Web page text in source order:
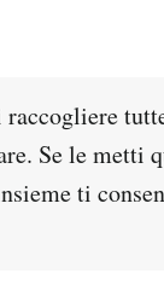
Se le metti
ti